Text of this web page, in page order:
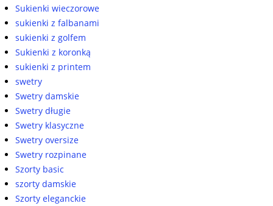
Sukienki wieczorowe
sukienki z falbanami
sukienki z golfem
Sukienki z koronką
sukienki z printem
swetry
Swetry damskie
Swetry długie
Swetry klasyczne
Swetry oversize
Swetry rozpinane
Szorty basic
szorty damskie
Szorty eleganckie